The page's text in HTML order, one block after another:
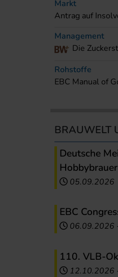
Markt
Antrag auf
Management
Die
Rohstoffe
EBC Manual of
BRAUWELT
Deutsche
Hobbybrauer
05.09.2026
EBC
06.09.2026
110. VLB-
12.10.2026